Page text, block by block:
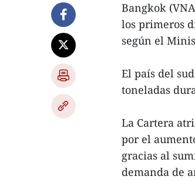
Bangkok
los primeros
según el
El país del
toneladas
La Cartera
por el
gracias al
demanda de